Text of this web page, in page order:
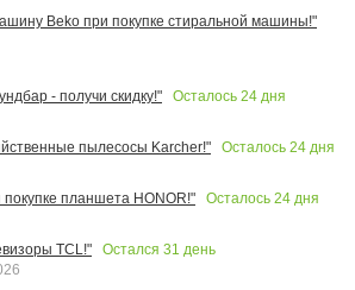
Beko при покупке стиральной машины!"
- получи скидку!"
Осталось 24 дня
пылесосы Karcher!"
Осталось 24 дня
планшета HONOR!"
Осталось 24 дня
TCL!"
Остался 31 день